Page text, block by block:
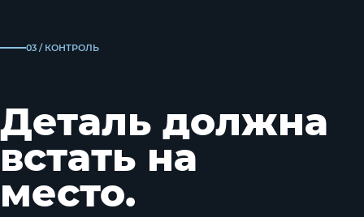
03 / КОНТРОЛЬ
Деталь должна
встать на
место.